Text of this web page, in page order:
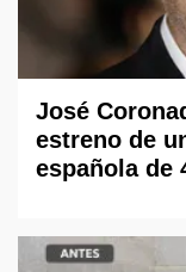
José
estreno de
española de